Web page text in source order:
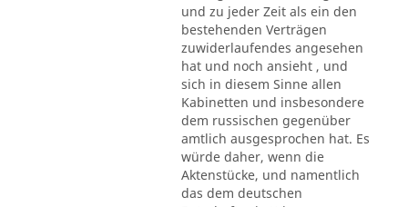
und zu jeder Zeit als ein den
bestehenden Verträgen
zuwiderlaufendes angesehen
hat und noch ansieht , und
sich in diesem Sinne allen
Kabinetten und insbesondere
dem russischen gegenüber
amtlich ausgesprochen hat. Es
würde daher, wenn die
Aktenstücke, und namentlich
das dem deutschen